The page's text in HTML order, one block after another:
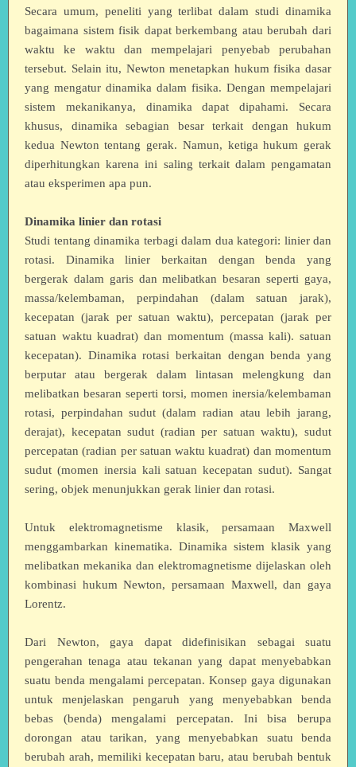
Secara umum, peneliti yang terlibat dalam studi dinamika
bagaimana sistem fisik dapat berkembang atau berubah dari
waktu ke waktu dan mempelajari penyebab perubahan
tersebut. Selain itu, Newton menetapkan hukum fisika dasar
yang mengatur dinamika dalam fisika. Dengan mempelajari
sistem mekanikanya, dinamika dapat dipahami. Secara
khusus, dinamika sebagian besar terkait dengan hukum
kedua Newton tentang gerak. Namun, ketiga hukum gerak
diperhitungkan karena ini saling terkait dalam pengamatan
atau eksperimen apa pun.
Dinamika linier dan rotasi
Studi tentang dinamika terbagi dalam dua kategori: linier dan
rotasi. Dinamika linier berkaitan dengan benda yang
bergerak dalam garis dan melibatkan besaran seperti gaya,
massa/kelembaman, perpindahan (dalam satuan jarak),
kecepatan (jarak per satuan waktu), percepatan (jarak per
satuan waktu kuadrat) dan momentum (massa kali). satuan
kecepatan). Dinamika rotasi berkaitan dengan benda yang
berputar atau bergerak dalam lintasan melengkung dan
melibatkan besaran seperti torsi, momen inersia/kelembaman
rotasi, perpindahan sudut (dalam radian atau lebih jarang,
derajat), kecepatan sudut (radian per satuan waktu), sudut
percepatan (radian per satuan waktu kuadrat) dan momentum
sudut (momen inersia kali satuan kecepatan sudut). Sangat
sering, objek menunjukkan gerak linier dan rotasi.
Untuk elektromagnetisme klasik, persamaan Maxwell
menggambarkan kinematika. Dinamika sistem klasik yang
melibatkan mekanika dan elektromagnetisme dijelaskan oleh
kombinasi hukum Newton, persamaan Maxwell, dan gaya
Lorentz.
Dari Newton, gaya dapat didefinisikan sebagai suatu
pengerahan tenaga atau tekanan yang dapat menyebabkan
suatu benda mengalami percepatan. Konsep gaya digunakan
untuk menjelaskan pengaruh yang menyebabkan benda
bebas (benda) mengalami percepatan. Ini bisa berupa
dorongan atau tarikan, yang menyebabkan suatu benda
berubah arah, memiliki kecepatan baru, atau berubah bentuk